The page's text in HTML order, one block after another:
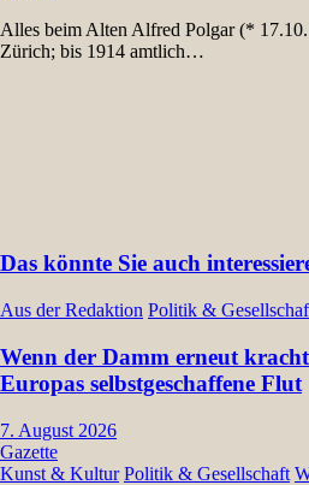
Alles beim Alten Alfred Polgar (*
Zürich; bis 1914 amtlich…
Das könnte Sie auch
Aus der Redaktion Politik &
Wenn der Damm erneut
Europas selbstgeschaffene Flut
7. August 2026
Gazette
Kunst & Kultur Politik & Gesellschaft